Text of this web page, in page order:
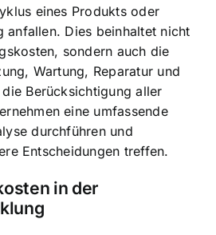
eines Produkts oder
anfallen. Dies beinhaltet nicht
sondern auch die
Wartung, Reparatur und
Berücksichtigung aller
eine umfassende
durchführen und
Entscheidungen treffen.
in der